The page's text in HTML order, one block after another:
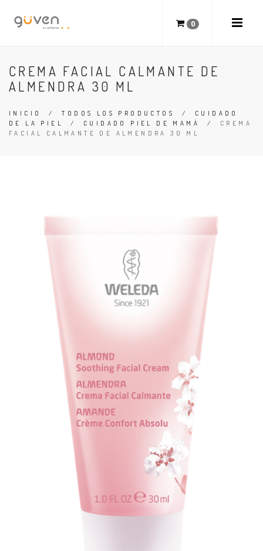
0
CREMA FACIAL CALMANTE DE
ALMENDRA 30 ML
INICIO /TODOS LOS PRODUCTOS / CUIDADO
DE LA PIEL
/ CUIDADO PIEL DE MAMÁ / CREMA
FACIAL CALMANTE DE ALMENDRA 30 ML